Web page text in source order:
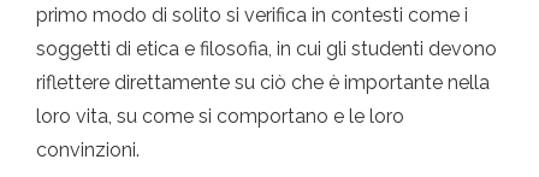
primo modo di solito si verifica in contesti come i
soggetti di etica e filosofia, in cui gli studenti devono
riflettere direttamente su ciò che è importante nella
loro vita, su come si comportano e le loro
convinzioni.